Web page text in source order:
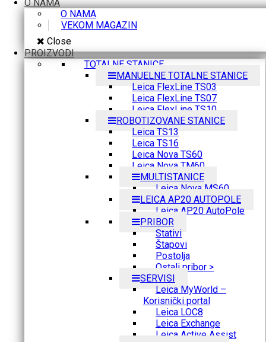
O NAMA
O NAMA
VEKOM MAGAZIN
Close
PROIZVODI
TOTALNE STANICE
MANUELNE TOTALNE STANICE
Leica FlexLine TS03
Leica FlexLine TS07
Leica FlexLine TS10
ROBOTIZOVANE STANICE
Leica TS13
Leica TS16
Leica Nova TS60
Leica Nova TM60
MULTISTANICE
Leica Nova MS60
LEICA AP20 AUTOPOLE
Leica AP20 AutoPole
PRIBOR
Stativi
Štapovi
Postolja
Ostali pribor >
SERVISI
Leica MyWorld –
Korisnički portal
Leica LOC8
Leica Exchange
Leica Active Assist